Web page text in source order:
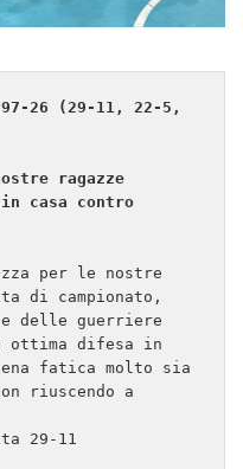
26 (29-11, 22-5,
ragazze
casa contro
per le nostre
di campionato,
delle guerriere
ottima difesa in
fatica molto sia
riuscendo a
29-11